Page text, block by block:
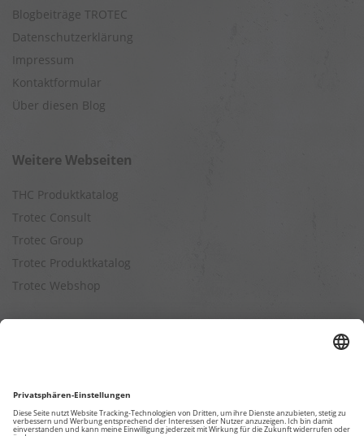
Blogbeiträge TROTEC
Datenschutzerklärung
Impressum
Kontaktformular
Über diesen Blog
Weitere Webseiten
THC Produktkatalog
Trotec Consult
Trotec Group
Trotec Produktkatalog
Trotec Webshop
Entfeuchtungsleistung berechnen
Kapazitätsberechnung für Luftreiniger